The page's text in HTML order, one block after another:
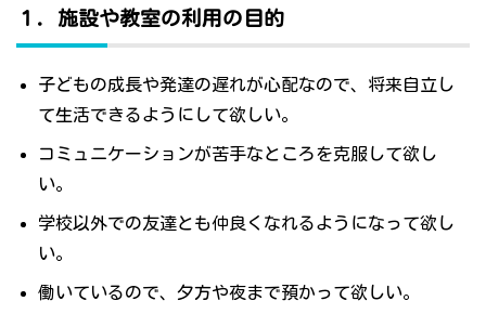
１．施設や教室の利用の目的
子どもの成長や発達の遅れが心配なので、将来自立し
て生活できるようにして欲しい。
コミュニケーションが苦手なところを克服して欲し
い。
学校以外での友達とも仲良くなれるようになって欲し
い。
働いているので、夕方や夜まで預かって欲しい。